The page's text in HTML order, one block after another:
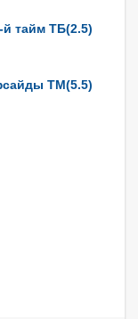
тайм ТБ(2.5)
ТМ(5.5)